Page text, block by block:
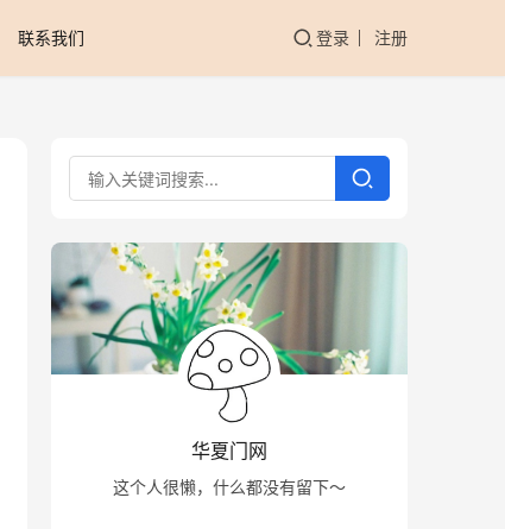
联系我们 登录 注册
华夏门网
这个人很懒，什么都没有留下～